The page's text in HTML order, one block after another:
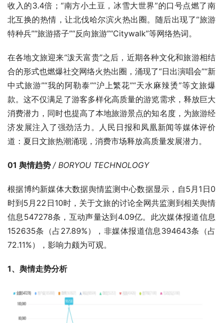
收入的3.4倍；“南方小土豆，冰雪大世界”的口号点燃了南
北互换的热情，让北伐哈尔滨火热出圈。随后出现了“旅游
特种兵”“旅游搭子”“反向旅游”“Citywalk”等网络热词。
在各地文旅迎来“泼天富贵”之后，近期各种文化和旅游相结
合的形式也燃爆社交网络火热出圈，涌现了“日出演唱会”“新
中式旅游”“我的阿勒泰”“沪上繁花”“天水麻辣烫”等文旅爆
款。这不仅满足了游客多样化高质量的游览需求，释放巨大
消费潜力，同时也提高了本地旅游景点的知名度，为旅游经
济发展注入了强劲活力。人民日报和凤凰新闻等媒体评价
道：夏日文旅热潮涌现，消费市场释放高质量发展潜力。
01 舆情趋势 / BORYOU TECHNOLOGY
根据博约新媒体大数据舆情监测中心数据显示，自5月1日0
时到5月22日10时，关于文旅的讨论全网共监测到相关舆情
信息547278条，互动声量达到4.09亿。此次媒体报道信息
152635条（占27.89%），非媒体报道信息394643条（占
72.11%），影响力颇为可观。
1、舆情走势分析